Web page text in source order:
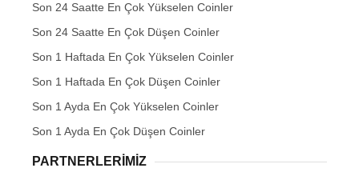
Son 24 Saatte En Çok Yükselen Coinler
Son 24 Saatte En Çok Düşen Coinler
Son 1 Haftada En Çok Yükselen Coinler
Son 1 Haftada En Çok Düşen Coinler
Son 1 Ayda En Çok Yükselen Coinler
Son 1 Ayda En Çok Düşen Coinler
PARTNERLERIMIZ